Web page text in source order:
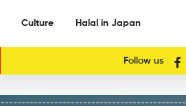
Culture Halal in Japan
Follow us